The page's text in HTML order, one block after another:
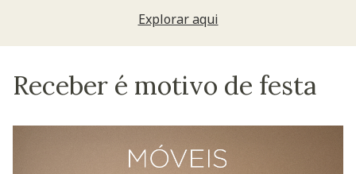
Explorar aqui
Receber é motivo de festa